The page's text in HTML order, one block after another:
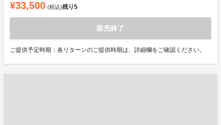
¥33,500 (税込)残り5
販売終了
ご提供予定時期：各リターンのご提供時期は、詳細欄をご確認ください。